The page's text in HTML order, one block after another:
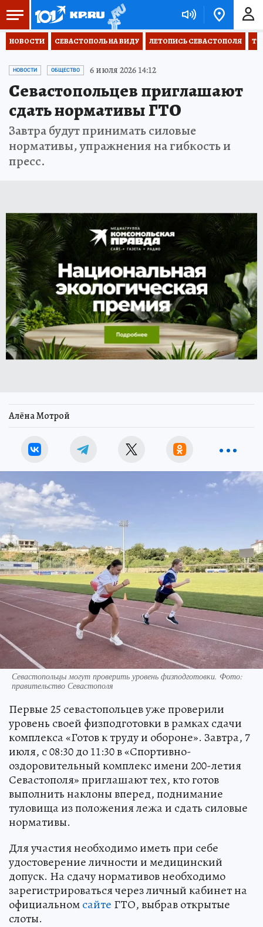
НОВОСТИ СЕВАСТОПОЛЬ НА ВИДУ ЛЕТОПИСЬ СЕВАСТОПОЛЯ
НОВОСТИ ОБЩЕСТВО 6 июля 2026 14:12
Севастопольцев приглашают
сдать нормативы ГТО
Завтра будут принимать силовые
нормативы, упражнения на гибкость и
пресс.
Алёна Мотрой
Севастопольцы могут проверить уровень физподготовки. Фото:
правительство Севастополя
Первые 25 севастопольцев уже проверили
уровень своей физподготовки в рамках сдачи
комплекса «Готов к труду и обороне». Завтра, 7
июля, с 08:30 до 11:30 в «Спортивно-
оздоровительный комплекс имени 200-летия
Севастополя» приглашают тех, кто готов
выполнить наклоны вперед, поднимание
туловища из положения лежа и сдать силовые
нормативы.
Для участия необходимо иметь при себе
удостоверение личности и медицинский
допуск. На сдачу нормативов необходимо
зарегистрироваться через личный кабинет на
официальномсайте ГТО, выбрав открытые
слоты.